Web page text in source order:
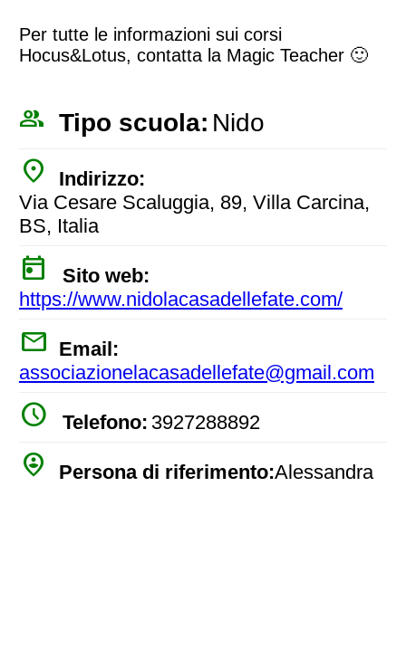
Per tutte le informazioni sui corsi
Hocus&Lotus, contatta la Magic Teacher 🙂
people_outline Tipo scuola: Nido
place
Indirizzo:
Via Cesare Scaluggia, 89, Villa Carcina,
BS, Italia
today
Sito web:
https://www.nidolacasadellefate.com/
mail Email:
associazionelacasadellefate@gmail.com
watch_later Telefono: 3927288892
person_pin_circle Persona di riferimento:Alessandra